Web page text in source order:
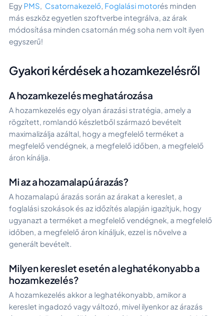
Egy PMS Csatornakezelő Foglalási motorés minden
más eszköz egyetlen szoftverbe integrálva, az árak
módosítása minden csatornán még soha nem volt ilyen
egyszerű!
Gyakori kérdések a hozamkezelésről
A hozamkezelés meghatározása
A hozamkezelés egy olyan árazási stratégia, amely a
rögzített, romlandó készletből származó bevételt
maximalizálja azáltal, hogy a megfelelő terméket a
megfelelő vendégnek, a megfelelő időben, a megfelelő
áron kínálja.
Mi az a hozamalapú árazás?
A hozamalapú árazás során az árakat a kereslet, a
foglalási szokások és az időzítés alapján igazítjuk, hogy
ugyanazt a terméket a megfelelő vendégnek, a megfelelő
időben, a megfelelő áron kínáljuk, ezzel is növelve a
generált bevételt.
Milyen kereslet esetén a leghatékonyabb a
hozamkezelés?
A hozamkezelés akkor a leghatékonyabb, amikor a
kereslet ingadozó vagy változó, mivel ilyenkor az árazás